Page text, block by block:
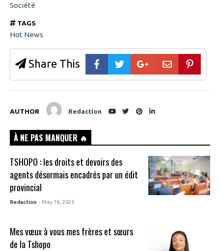
Société
TAGS
Hot News
Share This
AUTHOR Redaction
À NE PAS MANQUER 🔥
TSHOPO : les droits et devoirs des
agents désormais encadrés par un édit
provincial
Redaction - May 16, 2025
Mes vœux à vous mes frères et sœurs
de la Tshopo